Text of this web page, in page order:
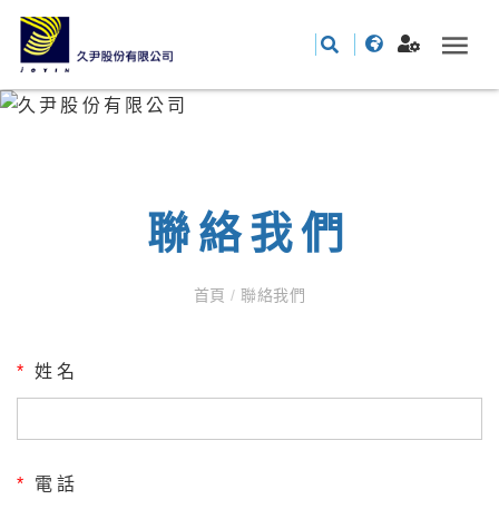
聯絡我們
首頁/ 聯絡我們
* 姓名
* 電話